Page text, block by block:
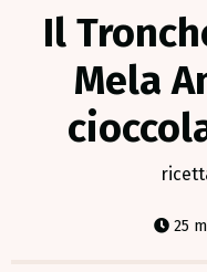
Il
Mela
25